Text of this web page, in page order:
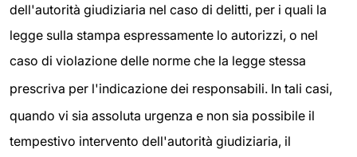
dell'autorità giudiziaria nel caso di delitti, per i quali la
legge sulla stampa espressamente lo autorizzi, o nel
caso di violazione delle norme che la legge stessa
prescriva per l'indicazione dei responsabili. In tali casi,
quando vi sia assoluta urgenza e non sia possibile il
tempestivo intervento dell'autorità giudiziaria, il